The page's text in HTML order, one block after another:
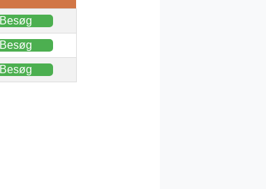
Besøg
Besøg
Besøg